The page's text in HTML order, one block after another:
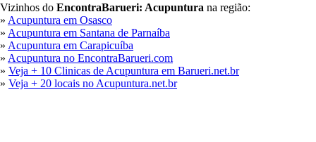
Vizinhos do EncontraBarueri: Acupuntura na região:
» Acupuntura em Osasco
» Acupuntura em Santana de Parnaíba
» Acupuntura em Carapicuíba
» Acupuntura no EncontraBarueri.com
» Veja + 10 Clinicas de Acupuntura em Barueri.net.br
» Veja + 20 locais no Acupuntura.net.br